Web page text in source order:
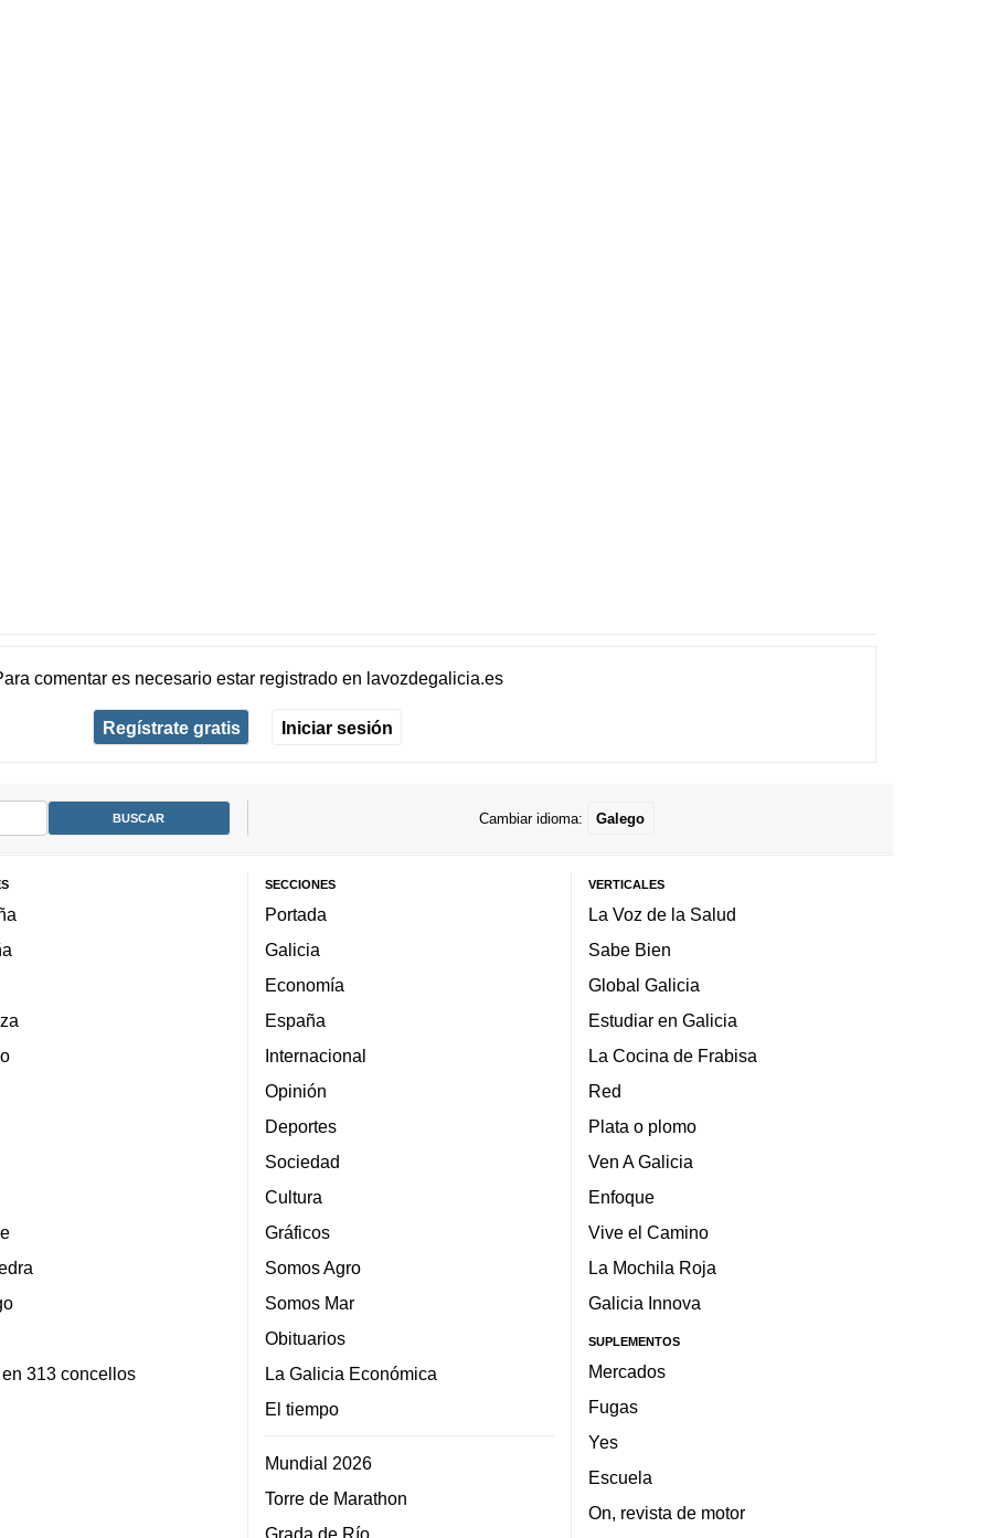
comentar es necesario estar registradoen lavozdegalicia.es
Regístrate gratis Iniciar sesión
Cambiar idioma: Galego
313 concellos
SECCIONES
Portada
Galicia
Economía
España
Internacional
Opinión
Deportes
Sociedad
Cultura
Gráficos
Somos Agro
Somos Mar
Obituarios
La Galicia Económica
El tiempo
Mundial 2026
Torre de Marathon
Grada de Río
VERTICALES
La Voz de la Salud
Sabe Bien
Global Galicia
Estudiar en Galicia
La Cocina de Frabisa
Red
Plata o plomo
Ven A Galicia
Enfoque
Vive el Camino
La Mochila Roja
Galicia Innova
SUPLEMENTOS
Mercados
Fugas
Yes
Escuela
On, revista de motor